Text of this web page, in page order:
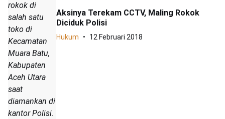
rokok di
salah satu
toko di
Kecamatan
Muara Batu,
Kabupaten
Aceh Utara
saat
diamankan di
kantor Polisi.
Aksinya Terekam CCTV, Maling Rokok
Diciduk Polisi
Hukum 12 Februari 2018